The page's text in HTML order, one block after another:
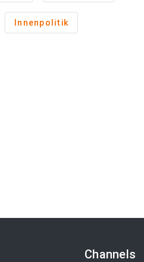
Innenpolitik
Channels